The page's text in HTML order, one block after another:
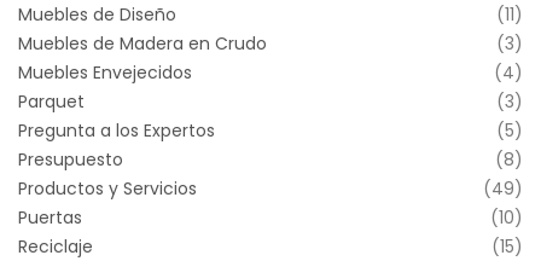
Muebles de Diseño
(11)
Muebles de Madera en Crudo
(3)
Muebles Envejecidos
(4)
Parquet
(3)
Pregunta a los Expertos
(5)
Presupuesto
(8)
Productos y Servicios
(49)
Puertas
(10)
Reciclaje
(15)